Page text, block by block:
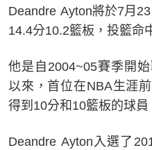
Deandre Ayton將於7月
14.4分10.2籃板，投籃命
他是自2004~05賽季開
以來，首位在NBA生涯
得到10分和10籃板的球員
Deandre Ayton入選了